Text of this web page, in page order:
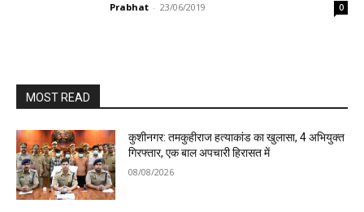
Prabhat - 23/06/2019 0
MOST READ
कुशीनगर: तमकुहीराज हत्याकांड का खुलासा, 4 अभियुक्त
गिरफ्तार, एक बाल अपचारी हिरासत में
08/08/2026